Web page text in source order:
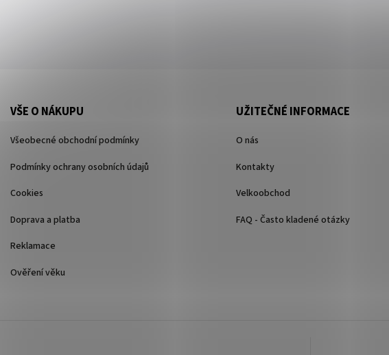
VŠE O NÁKUPU
Všeobecné obchodní podmínky
Podmínky ochrany osobních údajů
Cookies
Doprava a platba
Reklamace
Ověření věku
UŽITEČNÉ INFORMACE
O nás
Kontakty
Velkoobchod
FAQ - Často kladené otázky